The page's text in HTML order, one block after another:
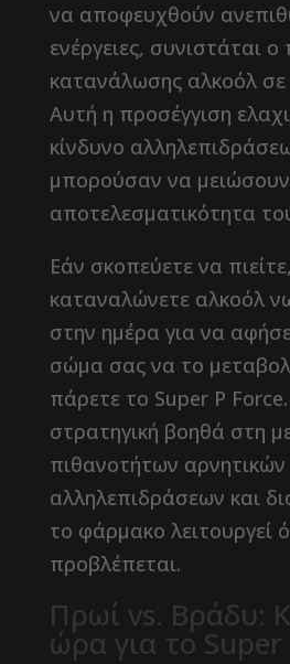
να αποφευχθούν
ενέργειες, συνιστάται
κατανάλωσης αλκοόλ
Αυτή η προσέγγιση
κίνδυνο
μπορούσαν να
αποτελεσματικότητα
Εάν σκοπεύετε να
καταναλώνετε αλκοόλ
στην ημέρα για να
σώμα σας να το
πάρετε το Super P
στρατηγική βοηθά στη
πιθανοτήτων αρνητικών
αλληλεπιδράσεων και
το φάρμακο λειτουργεί
προβλέπεται.
Πρωί vs. Βράδυ:
ώρα για το Super